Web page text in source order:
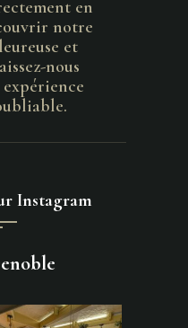
en
notre
et
nous
Instagram